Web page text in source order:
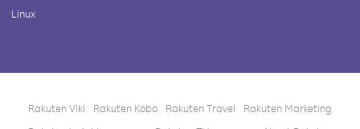
Linux
Rakuten Viki Rakuten Kobo Rakuten Travel
Rakuten Marketing